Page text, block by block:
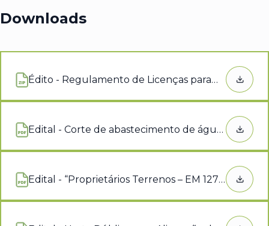
Downloads
Édito - Regulamento de Licenças para
Abre num novo separador
Edital - Corte de abastecimento de água
Penacova-Largo D. Amélia e Rua de São
João” nas localizações abaixo
mencionadas, no 23 de julho de 2026
Abre num novo separador
Edital - “Proprietários Terrenos – EM 1277
“Pavimentações na Freguesia de Lorvão
Abre num novo separador